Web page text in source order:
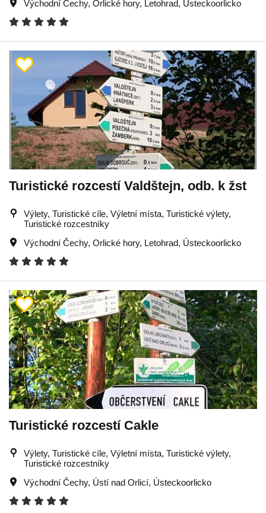
Východní Čechy, Orlické hory, Letohrad, Ústeckoorlicko
Turistické rozcestí Valdštejn, odb. k žst
Výlety, Turistické cíle, Výletní místa, Turistické výlety,
Turistické rozcestníky
Východní Čechy, Orlické hory, Letohrad, Ústeckoorlicko
Turistické rozcestí Cakle
Výlety, Turistické cíle, Výletní místa, Turistické výlety,
Turistické rozcestníky
Východní Čechy, Ústí nad Orlicí, Ústeckoorlicko